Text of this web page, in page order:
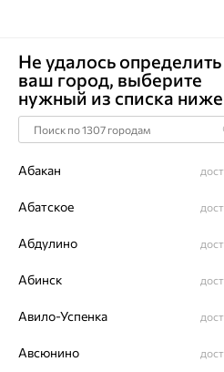
Главная Каталог Браслеты
Браслет, серебро,
004-60
Артикул:
Не удалось определить
ваш город, выберите
нужный из списка ниже
Абакан
Абатское
Абдулино
Абинск
Авило-Успенка
Авсюнино